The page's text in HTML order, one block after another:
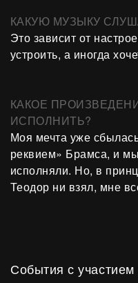
КАКУЮ МУЗЫКУ
Это зависит от
устроить, а иногда
КАКОЕ
ИСПОЛНИТЬ?
Моя мечта уже
реквием» Брамса, и
исполняли. Но, в
Теодор ни взял, мне
События с